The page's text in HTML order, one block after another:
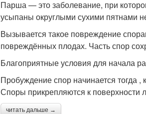
Парша — это заболевание, при
усыпаны округлыми сухими пятнами
Вызывается такое повреждение
повреждённых плодах. Часть спор
Благоприятные условия для начала
Пробуждение спор начинается тогда ,
Споры прикрепляются к поверхности
читать дальше →